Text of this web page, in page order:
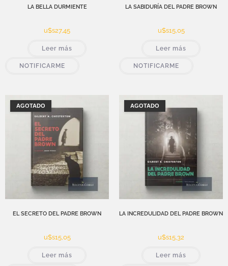
LA BELLA DURMIENTE
u$s27,45
Leer más
NOTIFICARME
LA SABIDURÍA DEL PADRE BROWN
u$s15,05
Leer más
NOTIFICARME
AGOTADO
EL SECRETO DEL PADRE BROWN
u$s15,05
Leer más
AGOTADO
LA INCREDULIDAD DEL PADRE BROWN
u$s15,32
Leer más